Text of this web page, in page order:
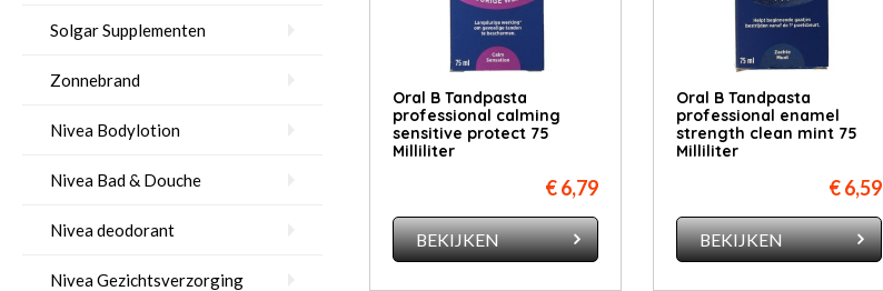
Solgar Supplementen
Zonnebrand
Nivea Bodylotion
Nivea Bad & Douche
Nivea deodorant
Nivea Gezichtsverzorging
Oral B Tandpasta
professional calming
sensitive protect 75
Milliliter
€ 6,79
BEKIJKEN
Oral B Tandpasta
professional enamel
strength clean mint 75
Milliliter
€ 6,59
BEKIJKEN